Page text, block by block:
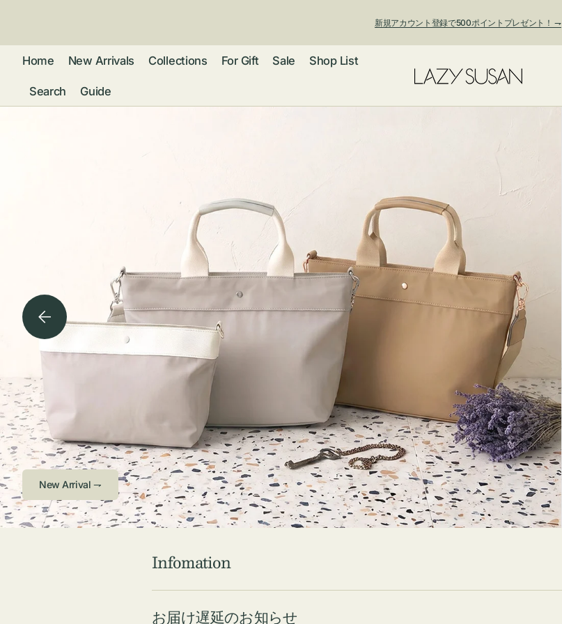
新規アカウント登録で500ポイントプレゼント！ ⇁
Home New Arrivals Collections
ブレスレット・
バングル
ブローチ
ショルダーバッ
スマートフォン
ポシェット
ハンドバッグ
ボストンバッグ
エコバッグ・サ
ブバッグ
ファッション
バッグチャー
ム・キーホルダ
ー
ウエア
扇子・ファン
ストール・ハッ
ト・グローブ
メガネ・サング
ラス・ルーペ
傘
ハンカチ・ソッ
クス
ウォレット・革
ポーチ ・ メガ
ネケース・マル
チケース他
コスメ
ジュエリーボッ
クス ・ケース
インテリア
For Gift Sale Shop List
Search Guide
Check ⇁
Infomation
お届け遅延のお知らせ